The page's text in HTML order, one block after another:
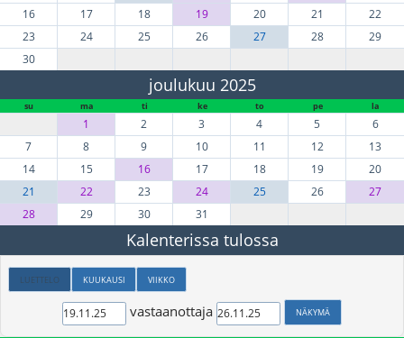
16
17 18 19 20 21
22
23
24 25 26 27 28
29
30
joulukuu 2025
su ma ti ke to pe la
1 2 3 4 5
6
7
8 9 10 11 12
13
14
15 16 17 18 19
20
21
22 23 24 25 26
27
28
29 30 31
Kalenterissa tulossa
LUETTELO KUUKAUSI VIIKKO
vastaanottaja